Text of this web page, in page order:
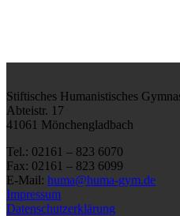
Stiftisches Humanistisches
Abteistr. 17
41061 Mönchengladbach
Tel.: 02161 – 823 6070
Fax: 02161 – 823 6099
E-Mail: huma@huma-gym.de
Impressum
Datenschutzerklärung